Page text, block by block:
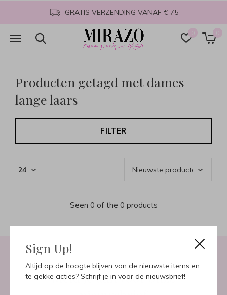
Sign Up!
Altijd op de hoogte blijven van de nieuwste items en
te gekke acties? Schrijf je in voor de nieuwsbrief!
0 0
GRATIS VERZENDING VANAF € 75
Producten getagd met dames
lange laars
FILTER
Seen 0 of the 0 products
Meld je aan voor onze